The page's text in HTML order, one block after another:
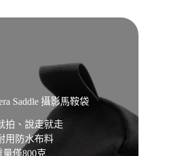
Saddle 攝影馬鞍袋
拍、說走就走
用防水布料
量僅800克